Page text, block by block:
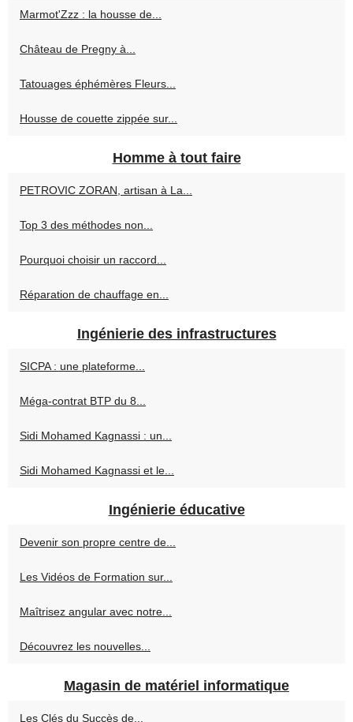
Marmot'Zzz : la housse de...
Château de Pregny à...
Tatouages éphémères Fleurs...
Housse de couette zippée sur...
Homme à tout faire
PETROVIC ZORAN, artisan à La...
Top 3 des méthodes non...
Pourquoi choisir un raccord...
Réparation de chauffage en...
Ingénierie des infrastructures
SICPA : une plateforme...
Méga-contrat BTP du 8...
Sidi Mohamed Kagnassi : un...
Sidi Mohamed Kagnassi et le...
Ingénierie éducative
Devenir son propre centre de...
Les Vidéos de Formation sur...
Maîtrisez angular avec notre...
Découvrez les nouvelles...
Magasin de matériel informatique
Les Clés du Succès de...